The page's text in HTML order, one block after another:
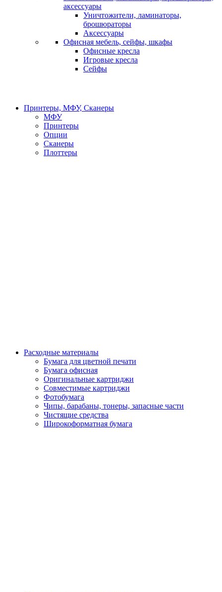
аксессуары
Уничтожители, ламинаторы,
брошюраторы
Аксессуары
Офисная мебель, сейфы, шкафы
Офисные кресла
Игровые кресла
Сейфы
Принтеры, МФУ, Сканеры
МФУ
Принтеры
Опции
Сканеры
Плоттеры
Расходные материалы
Бумага для цветной печати
Бумага офисная
Оригинальные картриджи
Совместимые картриджи
Фотобумага
Чипы, барабаны, тонеры, запасные части
Чистящие средства
Широкоформатная бумага